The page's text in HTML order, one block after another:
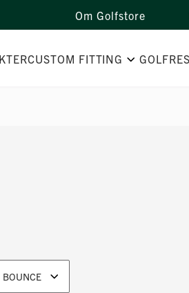
Om Golfstore
CUSTOM FITTING
BOUNCE